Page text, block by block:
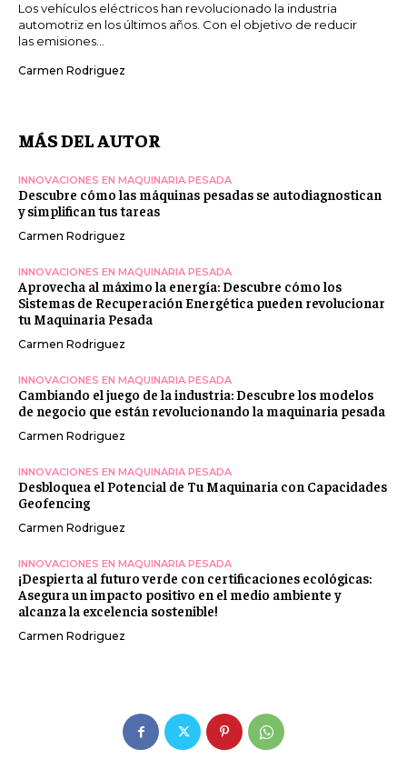
Los vehículos eléctricos han revolucionado la industria
automotriz en los últimos años. Con el objetivo de reducir
las emisiones...
Carmen Rodriguez
MÁS DEL AUTOR
INNOVACIONES EN MAQUINARIA PESADA
Descubre cómo las máquinas pesadas se autodiagnostican
y simplifican tus tareas
Carmen Rodriguez
INNOVACIONES EN MAQUINARIA PESADA
Aprovecha al máximo la energía: Descubre cómo los
Sistemas de Recuperación Energética pueden revolucionar
tu Maquinaria Pesada
Carmen Rodriguez
INNOVACIONES EN MAQUINARIA PESADA
Cambiando el juego de la industria: Descubre los modelos
de negocio que están revolucionando la maquinaria pesada
Carmen Rodriguez
INNOVACIONES EN MAQUINARIA PESADA
Desbloquea el Potencial de Tu Maquinaria con Capacidades
Geofencing
Carmen Rodriguez
INNOVACIONES EN MAQUINARIA PESADA
¡Despierta al futuro verde con certificaciones ecológicas:
Asegura un impacto positivo en el medio ambiente y
alcanza la excelencia sostenible!
Carmen Rodriguez